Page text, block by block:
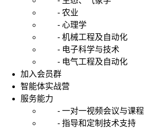
- 农业
- 心理学
- 机械工程及自动化
- 电子科学与技术
- 电气工程及自动化
加入会员群
智能体实战营
服务能力
- 一对一视频会议与课程
- 指导和定制技术支持